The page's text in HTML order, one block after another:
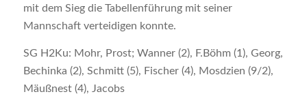
mit dem Sieg die Tabellenführung mit seiner
Mannschaft verteidigen konnte.
SG H2Ku: Mohr, Prost; Wanner (2), F.Böhm (1), Georg,
Bechinka (2), Schmitt (5), Fischer (4), Mosdzien (9/2),
Mäußnest (4), Jacobs